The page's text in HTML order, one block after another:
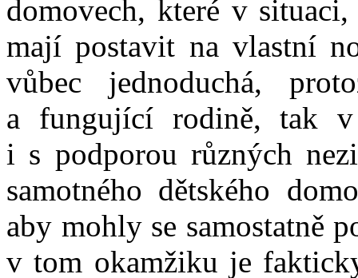
domovech, které v
mají postavit na vlastní
vůbec jednoduchá,
a fungující rodině, tak
i s podporou různých
samotného dětského
aby mohly se samostatně
v tom okamžiku je